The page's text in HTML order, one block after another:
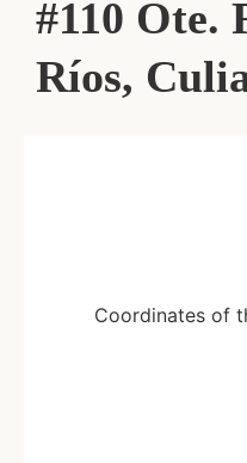
#110 Ote.
Ríos,
Coordinates of